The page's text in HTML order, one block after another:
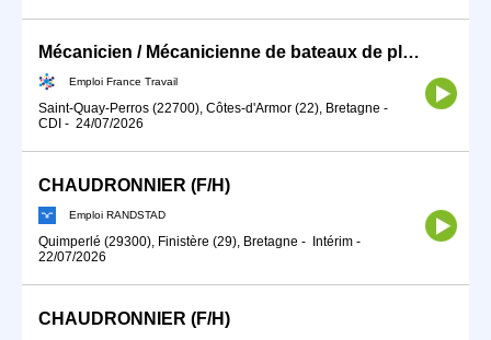
Mécanicien / Mécanicienne de bateaux de plaisance (H/F)
Emploi France Travail
Saint-Quay-Perros (22700), Côtes-d'Armor (22), Bretagne -
CDI - 24/07/2026
CHAUDRONNIER (F/H)
Emploi RANDSTAD
Quimperlé (29300), Finistère (29), Bretagne - Intérim -
22/07/2026
CHAUDRONNIER (F/H)